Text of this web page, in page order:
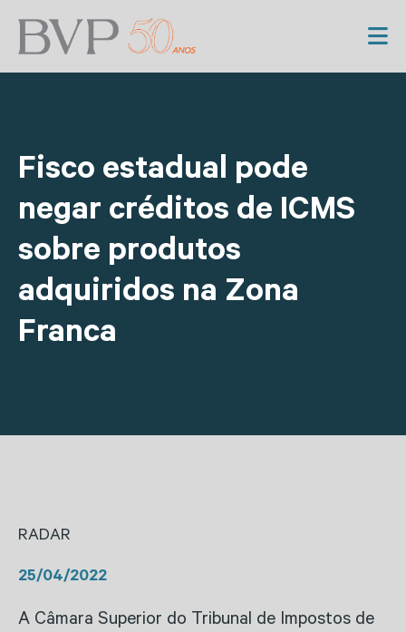
Fisco estadual pode
negar créditos de ICMS
sobre produtos
adquiridos na Zona
Franca
RADAR
25/04/2022
A Câmara Superior do Tribunal de Impostos de